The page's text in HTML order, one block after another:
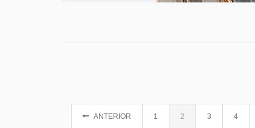
ANTERIOR 1 2 3 4